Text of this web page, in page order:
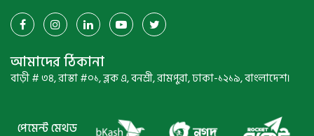
আমাদের ঠিকানা
বাড়ী # ৩৪, রাস্তা #০১, ব্লক এ, বনশ্রী, রামপুরা, ঢাকা-১২১৯, বাংলাদেশ।
পেমেন্ট মেথড